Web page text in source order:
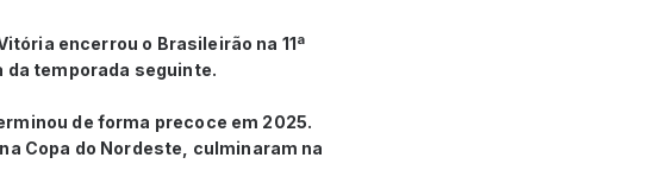
encerrou o Brasileirão na 11ª
da temporada seguinte.
de forma precoce em 2025.
Copa do Nordeste, culminaram na